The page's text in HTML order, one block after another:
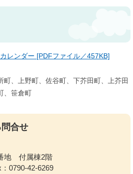
レンダー [PDFファイル／457KB]
町、上野町、佐谷町、下芥田町、上芥田
、笹倉町
合せ
地 付属棟2階
：0790-42-6269